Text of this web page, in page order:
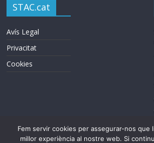
STAC.cat
Avís Legal
Privacitat
Cookies
Fem servir cookies per assegurar-nos que
millor experiència al nostre web. Si